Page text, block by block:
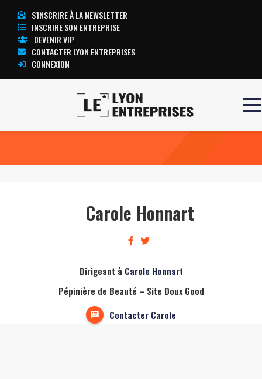
S'INSCRIRE À LA NEWSLETTER
INSCRIRE SON ENTREPRISE
DEVENIR VIP
CONTACTER LYON ENTREPRISES
CONNEXION
Carole Honnart
Dirigeant à Carole Honnart
Pépinière de Beauté – Site Doux Good
Contacter Carole